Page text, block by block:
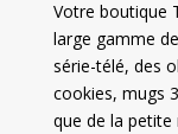
Votre boutique
large gamme
série-télé, des
cookies, mugs
que de la petite